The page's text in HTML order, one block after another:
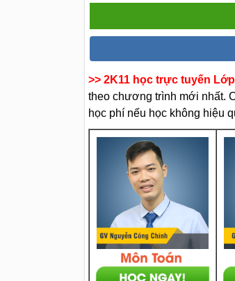
>> 2K11 học trực tuyến
theo chương trình mới nhất.
học phí nếu học không hiệu